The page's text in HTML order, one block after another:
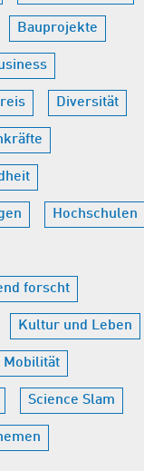
Bauprojekte
Diversität
Hochschulen
forscht
Kultur und Leben
Mobilität
Science Slam